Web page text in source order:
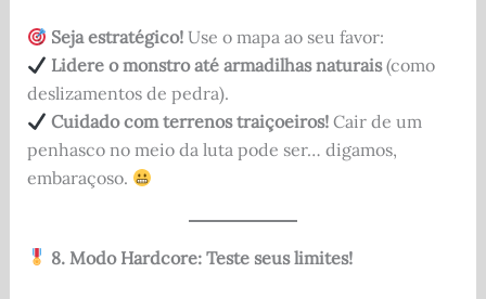
Seja estratégico!Use o mapa ao seu favor:
Lidere o monstro até armadilhas naturais(como
deslizamentos de pedra).
Cuidado com terrenos traiçoeiros!Cair de um
penhasco no meio da luta pode ser… digamos,
embaraçoso.
8. Modo Hardcore: Teste seus limites!